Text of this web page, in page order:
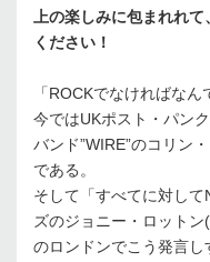
上の楽しみに包まれれ
ください！
「ROCKでなければなん
今ではUKポスト・パン
バンド”WIRE”のコリン
である。
そして「すべてに対し
ズのジョニー・ロット
のロンドンでこう発言